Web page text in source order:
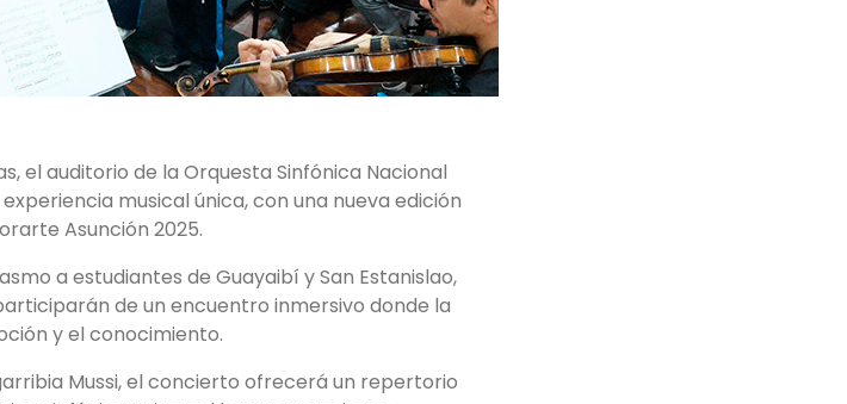
el auditorio de la Orquesta Sinfónica Nacional
musical única, con una nueva edición
Asunción 2025.
a estudiantes de Guayaibí y San Estanislao,
de un encuentro inmersivo donde la
y el conocimiento.
Mussi, el concierto ofrecerá un repertorio